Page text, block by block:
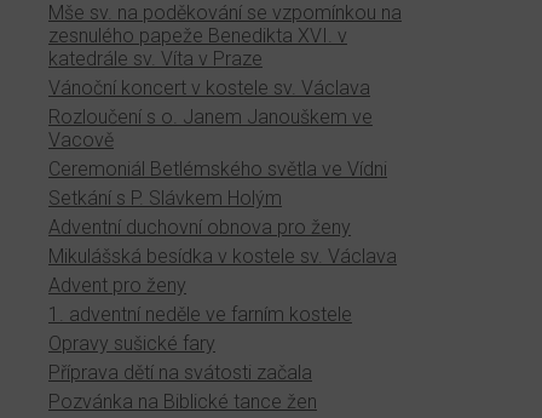
Mše sv. na poděkování se vzpomínkou na
zesnulého papeže Benedikta XVI. v
katedrále sv. Víta v Praze
Vánoční koncert v kostele sv. Václava
Rozloučení s o. Janem Janouškem ve
Vacově
Ceremoniál Betlémského světla ve Vídni
Setkání s P. Slávkem Holým
Adventní duchovní obnova pro ženy
Mikulášská besídka v kostele sv. Václava
Advent pro ženy
1. adventní neděle ve farním kostele
Opravy sušické fary
Příprava dětí na svátosti začala
Pozvánka na Biblické tance žen